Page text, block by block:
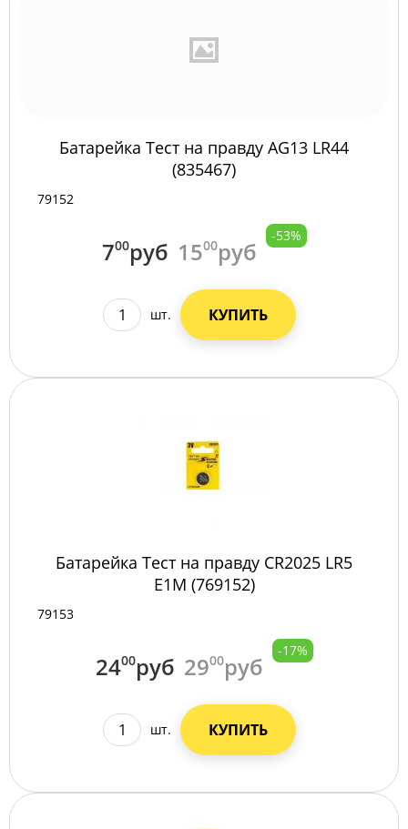
Батарейка Тест на правду AG13 LR44
(835467)
79152
700руб 1500руб
-53%
шт. КУПИТЬ
Батарейка Тест на правду CR2025 LR5
E1M (769152)
79153
2400руб 2900руб
-17%
шт. КУПИТЬ